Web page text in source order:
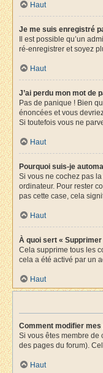
Haut
Je me suis enregistré
Il est possible qu’un
ré-enregistrer et soyez
Haut
J’ai perdu mon mot de
Pas de panique ! Bien
énoncées et vous
Si toutefois vous ne
Haut
Pourquoi suis-je
Si vous ne cochez pas la
ordinateur. Pour rester
pas cette case, cela
Haut
À quoi sert «
Cela supprime tous les
cela a été activé par un
Haut
Comment modifier
Si vous êtes membre de
des pages du forum).
Haut